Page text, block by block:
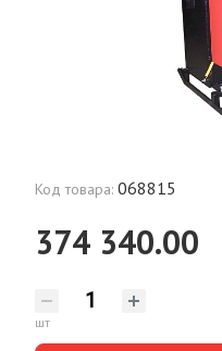
Код товара: 068815
374 340.00
шт